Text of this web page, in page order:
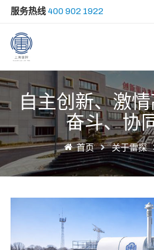
服务热线 400 902 1922
自主创新、激
奋斗、协
首页 关于雷探